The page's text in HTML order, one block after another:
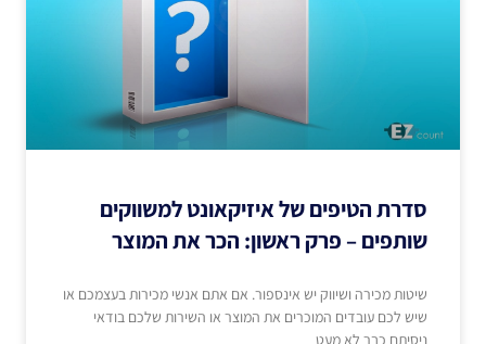
סדרת הטיפים של איזיקאונט למשווקים
שותפים – פרק ראשון: הכר את המוצר
שיטות מכירה ושיווק יש אינספור. אם אתם אנשי מכירות בעצמכם או
שיש לכם עובדים המוכרים את המוצר או השירות שלכם בודאי
ניסיתם כבר לא מעט